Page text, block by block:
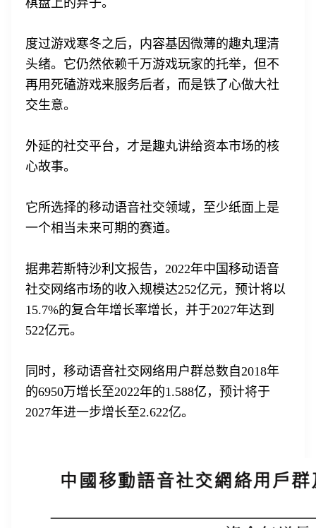
棋盘上的弃子。
度过游戏寒冬之后，内容基因微薄的趣丸理清
头绪。它仍然依赖千万游戏玩家的托举，但不
再用死磕游戏来服务后者，而是铁了心做大社
交生意。
外延的社交平台，才是趣丸讲给资本市场的核
心故事。
它所选择的移动语音社交领域，至少纸面上是
一个相当未来可期的赛道。
据弗若斯特沙利文报告，2022年中国移动语音
社交网络市场的收入规模达252亿元，预计将以
15.7%的复合年增长率增长，并于2027年达到
522亿元。
同时，移动语音社交网络用户群总数自2018年
的6950万增长至2022年的1.588亿，预计将于
2027年进一步增长至2.622亿。